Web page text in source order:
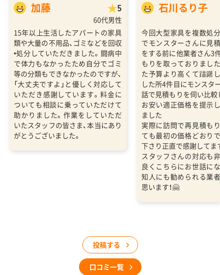
加藤 5
60代男性
15年以上生活したアパートの家具
類や大量の不用品、ゴミなどを回収
•処分していただきました。闘病中
で体力もなかったため自分でゴミ
等の分類もできなかったのですが、
「大丈夫ですよ」と優しく対応して
いただき感謝しています。料金に
ついても相談に乗っていただけて
助かりました。作業をしていただ
いたスタッフの皆さま、本当にあり
がとうございました。
石川るり子
今回大型家具を複数処
でモンスターさんに見
をする前に他業者さん3
もりを取っておりまし
た予算より高くて躊躇
した所4件目にモンスタ
話で見積もりを伺い比
お安い適正価格を提示
ました
実際に訪問で再見積も
ても最初の価格どおり
下さり正直で感謝してま
スタッフさんの対応も
良くこちらにお世話に
知人にも勧められる業
思います！🤗
投稿する
口コミ一覧